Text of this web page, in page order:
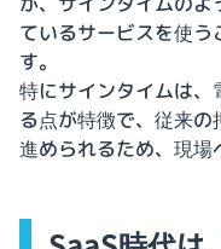
ているサービスを使
す。
特にサインタイムは
る点が特徴で、従来
進められるため、現場